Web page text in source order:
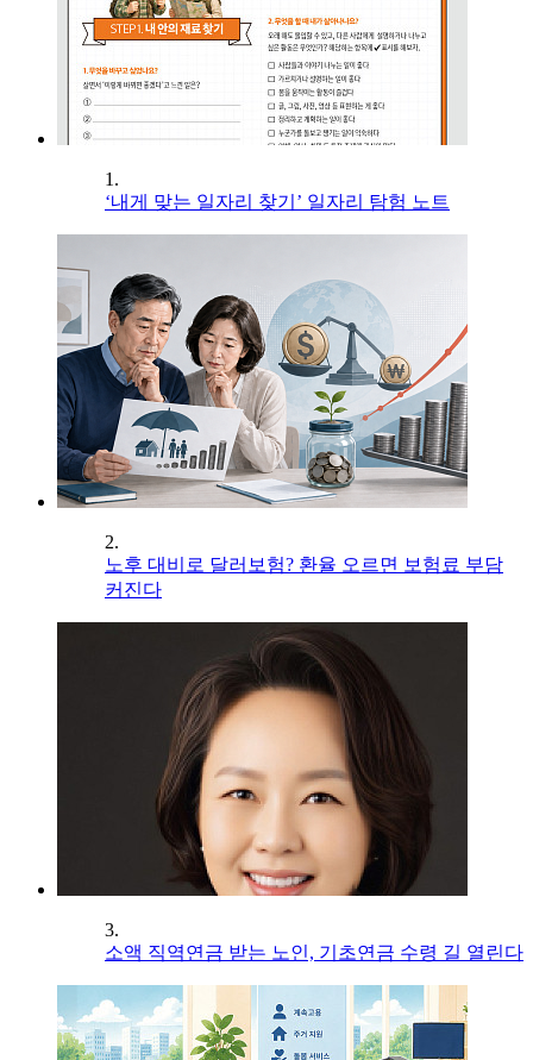
1.
‘내게 맞는 일자리 찾기’ 일자리 탐험 노트
2.
노후 대비로 달러보험? 환율 오르면 보험료 부담
커진다
3.
소액 직역연금 받는 노인, 기초연금 수령 길 열린다